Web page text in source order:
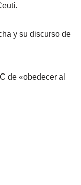
y su discurso de
de «obedecer al